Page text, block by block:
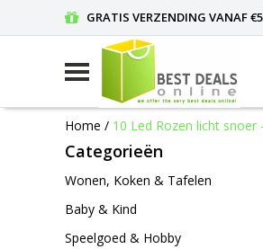
GRATIS VERZENDING VANAF
Home / 10 Led Rozen licht
Categorieën
Wonen, Koken & Tafelen
Baby & Kind
Speelgoed & Hobby